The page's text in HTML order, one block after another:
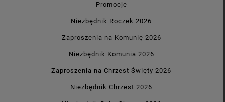
Promocje
Niezbędnik Roczek 2026
Zaproszenia na Komunię 2026
Niezbędnik Komunia 2026
Zaproszenia na Chrzest Święty 2026
Niezbędnik Chrzest 2026